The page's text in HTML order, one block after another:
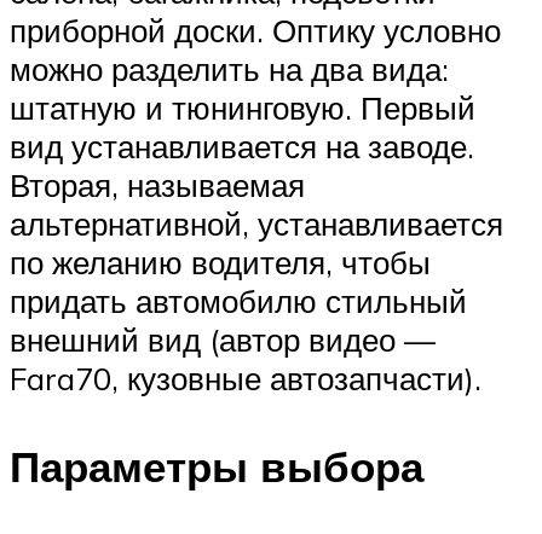
приборной доски. Оптику условно
можно разделить на два вида:
штатную и тюнинговую. Первый
вид устанавливается на заводе.
Вторая, называемая
альтернативной, устанавливается
по желанию водителя, чтобы
придать автомобилю стильный
внешний вид (автор видео —
Fara70, кузовные автозапчасти).
Параметры выбора